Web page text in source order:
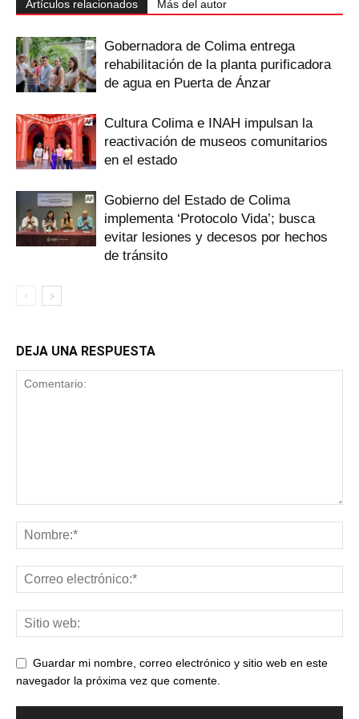
Artículos relacionados Más del autor
Gobernadora de Colima entrega
rehabilitación de la planta purificadora
de agua en Puerta de Ánzar
Cultura Colima e INAH impulsan la
reactivación de museos comunitarios
en el estado
Gobierno del Estado de Colima
implementa ‘Protocolo Vida’; busca
evitar lesiones y decesos por hechos
de tránsito
DEJA UNA RESPUESTA
Guardar mi nombre, correo electrónico y sitio web en este
navegador la próxima vez que comente.